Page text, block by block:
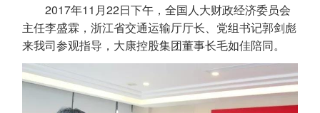
2017年11月22日下午，全国人大财政经济委员会
主任李盛霖，浙江省交通运输厅厅长、党组书记郭剑彪
来我司参观指导，大康控股集团董事长毛如佳陪同。